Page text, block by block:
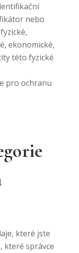
nebo
ekonomické,
této fyzické
pro ochranu
které jste
které správce